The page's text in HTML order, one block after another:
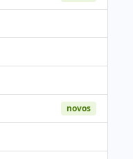
novos